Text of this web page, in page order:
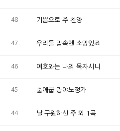
48 기쁨으로 주 찬양
47 우리들 맘속엔 소망있죠
46 여호와는 나의 목자시니
45 출애굽 광야노정가
44 날 구원하신 주 외 1곡